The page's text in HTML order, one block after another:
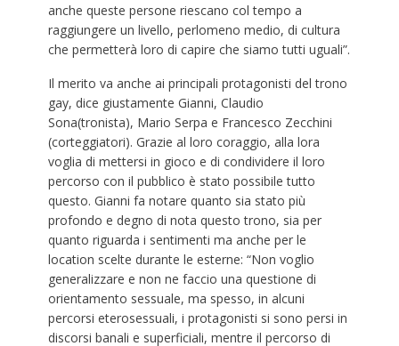
anche queste persone riescano col tempo a
raggiungere un livello, perlomeno medio, di cultura
che permetterà loro di capire che siamo tutti uguali”.
Il merito va anche ai principali protagonisti del trono
gay, dice giustamente Gianni, Claudio
Sona(tronista), Mario Serpa e Francesco Zecchini
(corteggiatori). Grazie al loro coraggio, alla lora
voglia di mettersi in gioco e di condividere il loro
percorso con il pubblico è stato possibile tutto
questo. Gianni fa notare quanto sia stato più
profondo e degno di nota questo trono, sia per
quanto riguarda i sentimenti ma anche per le
location scelte durante le esterne: “Non voglio
generalizzare e non ne faccio una questione di
orientamento sessuale, ma spesso, in alcuni
percorsi eterosessuali, i protagonisti si sono persi in
discorsi banali e superficiali, mentre il percorso di